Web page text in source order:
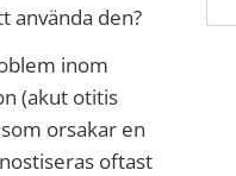
använda den?
inom
(akut otitis
orsakar en
oftast